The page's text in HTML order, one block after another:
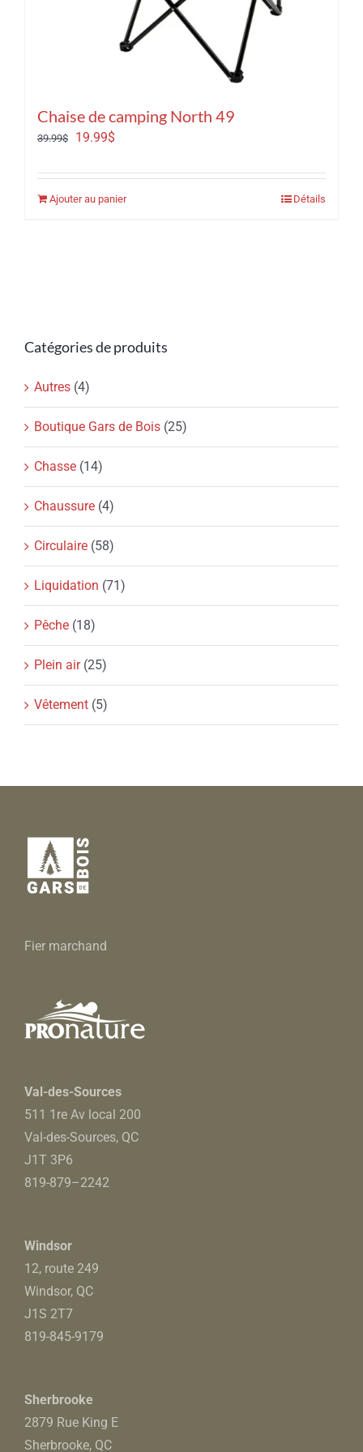
Chaise de camping North 49
39.99$
Le
initial
était :
19.99$
actuel
est :
Ajouter au panier Détails
Catégories de produits
Autres (4)
Boutique Gars de Bois (25)
Chasse (14)
Chaussure (4)
Circulaire (58)
Liquidation (71)
Pêche (18)
Plein air (25)
Vêtement (5)
Fier marchand
Val-des-Sources
511 1re Av local 200
Val-des-Sources, QC
J1T 3P6
819-879–2242
Windsor
12, route 249
Windsor, QC
J1S 2T7
819-845-9179
Sherbrooke
2879 Rue King E
Sherbrooke, QC